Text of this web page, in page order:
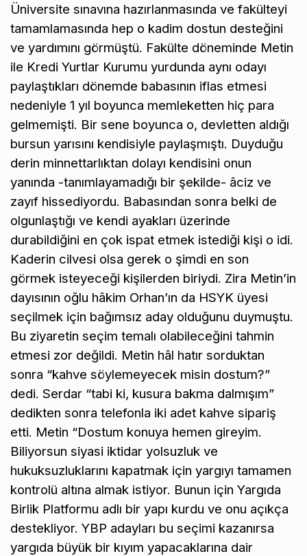
Üniversite sınavına hazırlanmasında ve fakülteyi
tamamlamasında hep o kadim dostun desteğini
ve yardımını görmüştü. Fakülte döneminde Metin
ile Kredi Yurtlar Kurumu yurdunda aynı odayı
paylaştıkları dönemde babasının iflas etmesi
nedeniyle 1 yıl boyunca memleketten hiç para
gelmemişti. Bir sene boyunca o, devletten aldığı
bursun yarısını kendisiyle paylaşmıştı. Duyduğu
derin minnettarlıktan dolayı kendisini onun
yanında -tanımlayamadığı bir şekilde- âciz ve
zayıf hissediyordu. Babasından sonra belki de
olgunlaştığı ve kendi ayakları üzerinde
durabildiğini en çok ispat etmek istediği kişi o idi.
Kaderin cilvesi olsa gerek o şimdi en son
görmek isteyeceği kişilerden biriydi. Zira Metin’in
dayısının oğlu hâkim Orhan’ın da HSYK üyesi
seçilmek için bağımsız aday olduğunu duymuştu.
Bu ziyaretin seçim temalı olabileceğini tahmin
etmesi zor değildi. Metin hâl hatır sorduktan
sonra “kahve söylemeyecek misin dostum?”
dedi. Serdar “tabi ki, kusura bakma dalmışım”
dedikten sonra telefonla iki adet kahve sipariş
etti. Metin “Dostum konuya hemen gireyim.
Biliyorsun siyasi iktidar yolsuzluk ve
hukuksuzluklarını kapatmak için yargıyı tamamen
kontrolü altına almak istiyor. Bunun için Yargıda
Birlik Platformu adlı bir yapı kurdu ve onu açıkça
destekliyor. YBP adayları bu seçimi kazanırsa
yargıda büyük bir kıyım yapacaklarına dair